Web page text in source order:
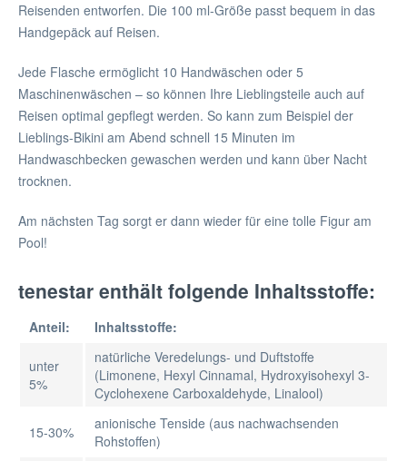
Reisenden entworfen. Die 100 ml-Größe passt bequem in das
Handgepäck auf Reisen.
Jede Flasche ermöglicht 10 Handwäschen oder 5
Maschinenwäschen – so können Ihre Lieblingsteile auch auf
Reisen optimal gepflegt werden. So kann zum Beispiel der
Lieblings-Bikini am Abend schnell 15 Minuten im
Handwaschbecken gewaschen werden und kann über Nacht
trocknen.
Am nächsten Tag sorgt er dann wieder für eine tolle Figur am
Pool!
tenestar enthält folgende Inhaltsstoffe:
Anteil: Inhaltsstoffe:
unter
5%
natürliche Veredelungs- und Duftstoffe
(Limonene, Hexyl Cinnamal, Hydroxyisohexyl 3-
Cyclohexene Carboxaldehyde, Linalool)
15-30%
anionische Tenside (aus nachwachsenden
Rohstoffen)